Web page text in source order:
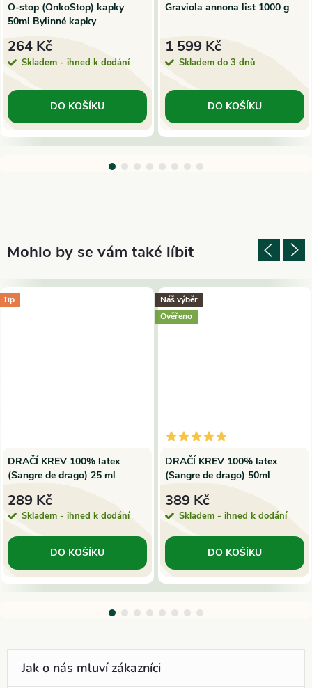
O-stop (OnkoStop) kapky
50ml Bylinné kapky
264 Kč
Skladem - ihned k dodání
DO KOŠÍKU
Graviola annona list 1000 g
1 599 Kč
Skladem do 3 dnů
DO KOŠÍKU
Tip
DRAČÍ KREV 100% latex
(Sangre de drago) 25 ml
289 Kč
Skladem - ihned k dodání
DO KOŠÍKU
Náš výběr
Ověřeno
DRAČÍ KREV 100% latex
(Sangre de drago) 50ml
389 Kč
Skladem - ihned k dodání
DO KOŠÍKU